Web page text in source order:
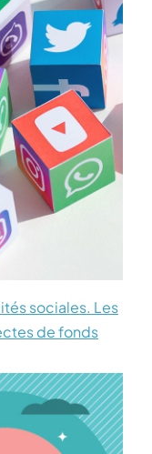
sociales. Les
de fonds